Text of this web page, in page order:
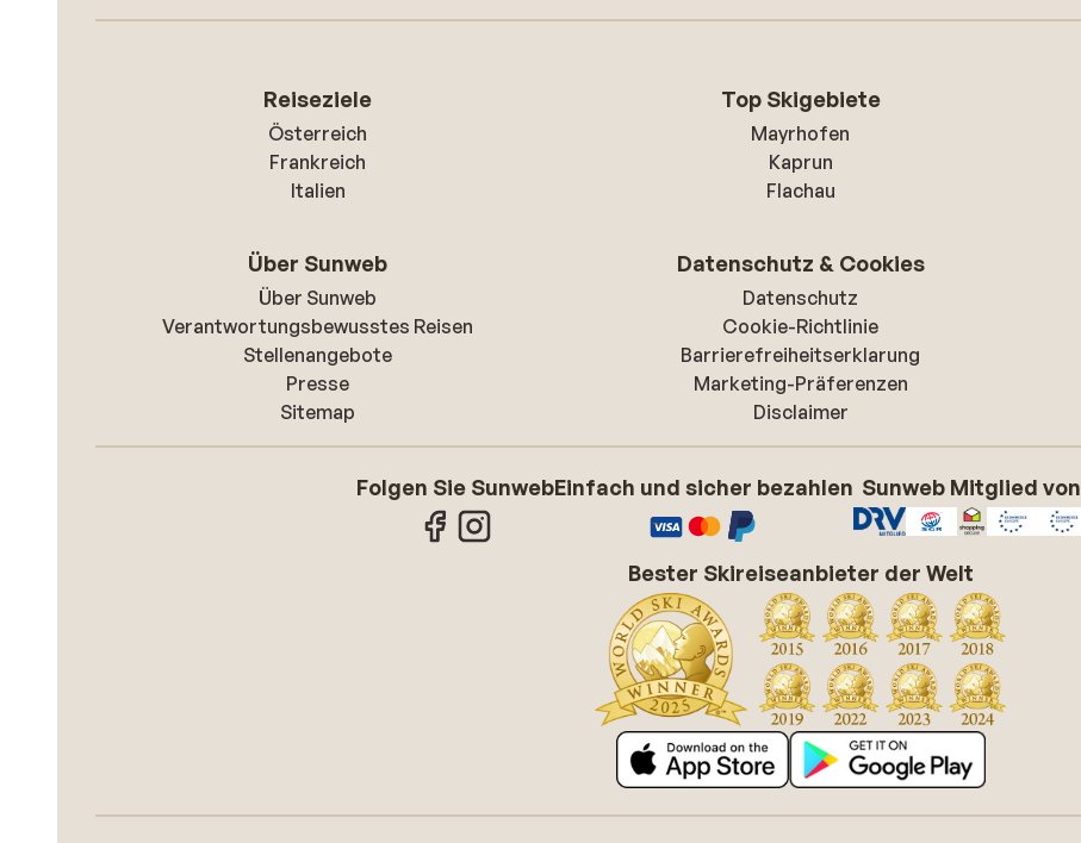
Reiseziele
Österreich
Frankreich
Italien
Top Skigebiete
Mayrhofen
Kaprun
Flachau
Über Sunweb
Über Sunweb
Verantwortungsbewusstes Reisen
Stellenangebote
Presse
Sitemap
Datenschutz & Cookies
Datenschutz
Cookie-Richtlinie
Barrierefreiheitserklarung
Marketing-Präferenzen
Disclaimer
Folgen Sie SunwebEinfach und sicher bezahlen Sunweb Mitglied von
Bester Skireiseanbieter der Welt